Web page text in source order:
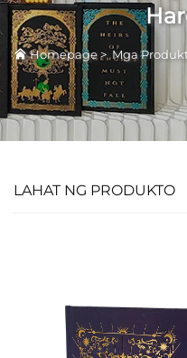
Homepage>Mga
LAHAT NG PRODUKTO